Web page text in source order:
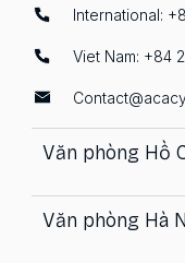
International:
Viet Nam: +84
Văn phòng Hồ
Văn phòng Hà